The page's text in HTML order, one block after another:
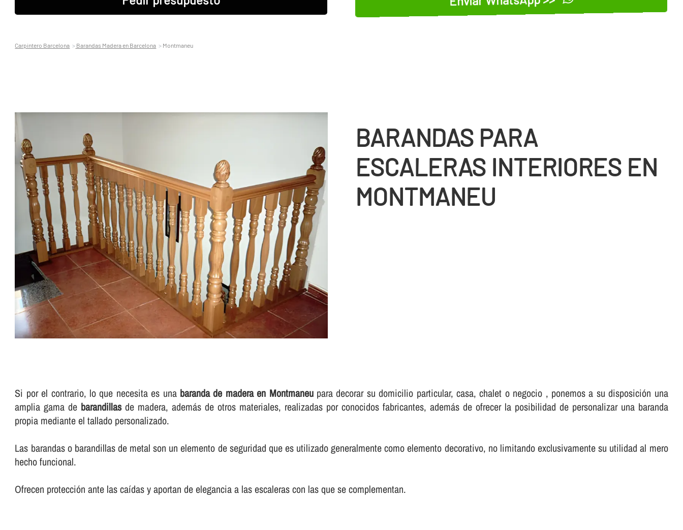
Carpintero Barcelona Barandas Madera en Barcelona Montmaneu
BARANDAS PARA
ESCALERAS INTERIORES EN
MONTMANEU
Si por el contrario, lo que necesita es una baranda de madera en Montmaneupara decorar su domicilio particular, casa, chalet o negocio , ponemos a su disposición una
amplia gama de barandillasde madera, además de otros materiales, realizadas por conocidos fabricantes, además de ofrecer la posibilidad de personalizar una baranda
propia mediante el tallado personalizado.
Las barandas o barandillas de metal son un elemento de seguridad que es utilizado generalmente como elemento decorativo, no limitando exclusivamente su utilidad al mero
hecho funcional.
Ofrecen protección ante las caí­das y aportan de elegancia a las escaleras con las que se complementan.